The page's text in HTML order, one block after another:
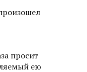
просит
ею